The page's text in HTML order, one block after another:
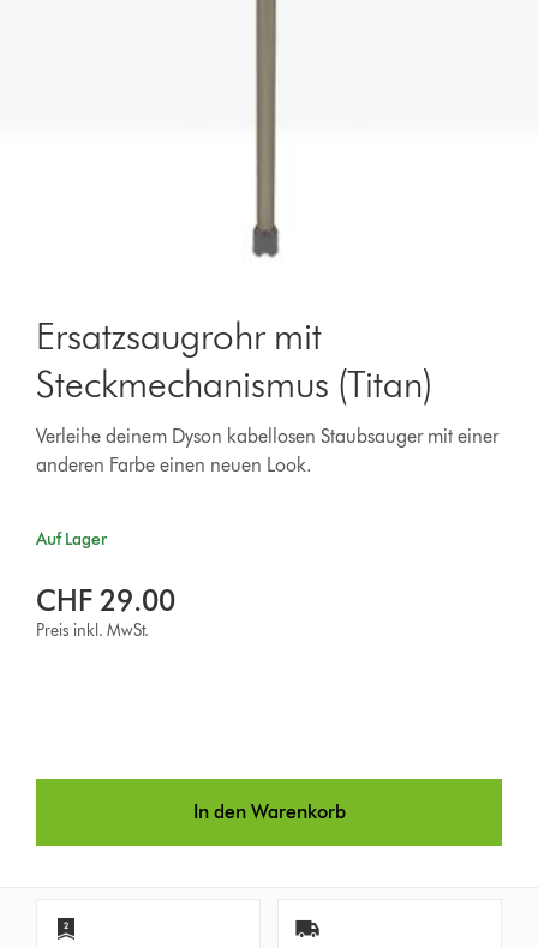
Ersatzsaugrohr mit
Steckmechanismus (Titan)
Verleihe deinem Dyson kabellosen Staubsauger mit einer
anderen Farbe einen neuen Look.
Auf Lager
CHF 29.00
Preis inkl. MwSt.
In den Warenkorb